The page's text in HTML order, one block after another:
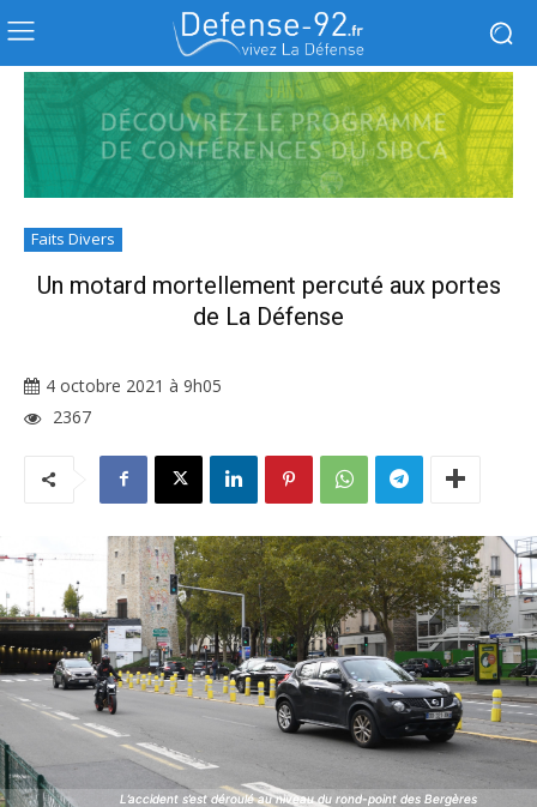
Faits Divers
Un motard mortellement percuté aux portes
de La Défense
4 octobre 2021 à 9h05
2367
L’accident s’est déroulé au niveau du rond-point des Bergères
L’accident s’est déroulé au niveau du rond-point des Bergères